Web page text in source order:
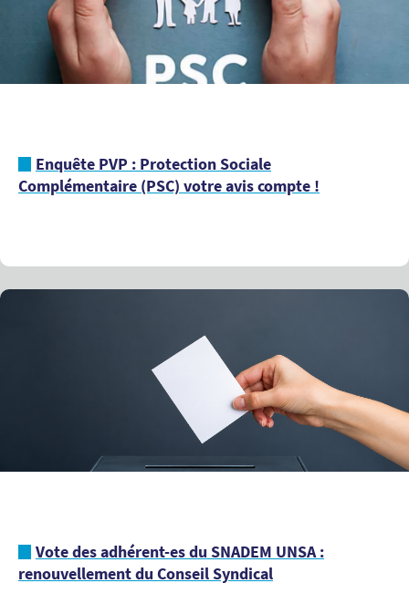
Enquête PVP : Protection Sociale
Complémentaire (PSC) votre avis compte !
Vote des adhérent-es du SNADEM UNSA :
renouvellement du Conseil Syndical